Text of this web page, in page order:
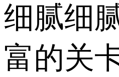
细腻细
富的关